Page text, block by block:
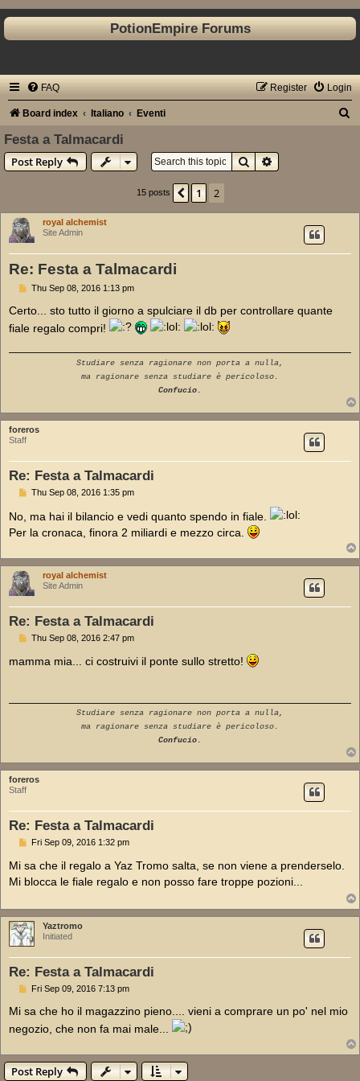
PotionEmpire Forums
FAQ Login
Register
Board index Italiano Eventi
Festa a Talmacardi
Post Reply
SearchAdvanced search
15 posts Previous
1 2
royal alchemist
Site Admin
Re: Festa a Talmacardi
P
s
Thu Sep 08, 2016 1:13 pm
Certo... sto tutto il giorno a spulciare il db per controllare quante
fiale regalo compri!
Studiare senza ragionare non porta a nulla,
ma ragionare senza studiare è pericoloso.
Confucio.
foreros
Staff
Re: Festa a Talmacardi
PThu Sep 08, 2016 1:35 pm
No, ma hai il bilancio e vedi quanto spendo in fiale.
Per la cronaca, finora 2 miliardi e mezzo circa.
royal alchemist
Site Admin
Re: Festa a Talmacardi
P
s
Thu Sep 08, 2016 2:47 pm
mamma mia... ci costruivi il ponte sullo stretto!
Studiare senza ragionare non porta a nulla,
ma ragionare senza studiare è pericoloso.
Confucio.
foreros
Staff
Re: Festa a Talmacardi
P
s
Fri Sep 09, 2016 1:32 pm
Mi sa che il regalo a Yaz Tromo salta, se non viene a prenderselo.
Mi blocca le fiale regalo e non posso fare troppe pozioni...
Yaztromo
Initiated
Re: Festa a Talmacardi
P
s
Fri Sep 09, 2016 7:13 pm
Mi sa che ho il magazzino pieno.... vieni a comprare un po' nel mio
negozio, che non fa mai male...
Post Reply